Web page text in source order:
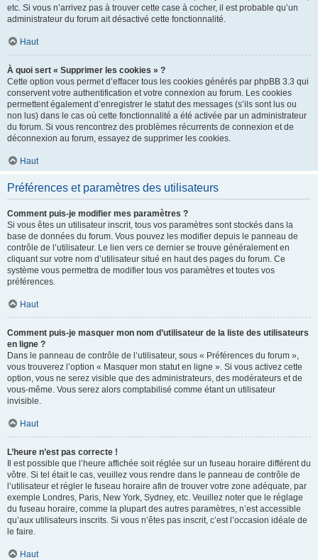
etc. Si vous n’arrivez pas à trouver cette case à cocher, il est probable qu’un
administrateur du forum ait désactivé cette fonctionnalité.
Haut
À quoi sert « Supprimer les cookies » ?
Cette option vous permet d’effacer tous les cookies générés par phpBB 3.3 qui
conservent votre authentification et votre connexion au forum. Les cookies
permettent également d’enregistrer le statut des messages (s’ils sont lus ou
non lus) dans le cas où cette fonctionnalité a été activée par un administrateur
du forum. Si vous rencontrez des problèmes récurrents de connexion et de
déconnexion au forum, essayez de supprimer les cookies.
Haut
Préférences et paramètres des utilisateurs
Comment puis-je modifier mes paramètres ?
Si vous êtes un utilisateur inscrit, tous vos paramètres sont stockés dans la
base de données du forum. Vous pouvez les modifier depuis le panneau de
contrôle de l’utilisateur. Le lien vers ce dernier se trouve généralement en
cliquant sur votre nom d’utilisateur situé en haut des pages du forum. Ce
système vous permettra de modifier tous vos paramètres et toutes vos
préférences.
Haut
Comment puis-je masquer mon nom d’utilisateur de la liste des utilisateurs
en ligne ?
Dans le panneau de contrôle de l’utilisateur, sous « Préférences du forum »,
vous trouverez l’option « Masquer mon statut en ligne ». Si vous activez cette
option, vous ne serez visible que des administrateurs, des modérateurs et de
vous-même. Vous serez alors comptabilisé comme étant un utilisateur
invisible.
Haut
L’heure n’est pas correcte !
Il est possible que l’heure affichée soit réglée sur un fuseau horaire différent du
vôtre. Si tel était le cas, veuillez vous rendre dans le panneau de contrôle de
l’utilisateur et régler le fuseau horaire afin de trouver votre zone adéquate, par
exemple Londres, Paris, New York, Sydney, etc. Veuillez noter que le réglage
du fuseau horaire, comme la plupart des autres paramètres, n’est accessible
qu’aux utilisateurs inscrits. Si vous n’êtes pas inscrit, c’est l’occasion idéale de
le faire.
Haut